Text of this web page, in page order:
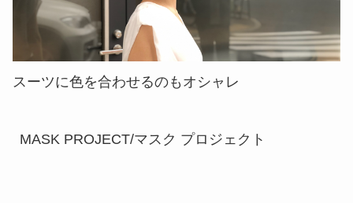
スーツに色を合わせるのもオシャレ
MASK PROJECT/マスク プロジェクト